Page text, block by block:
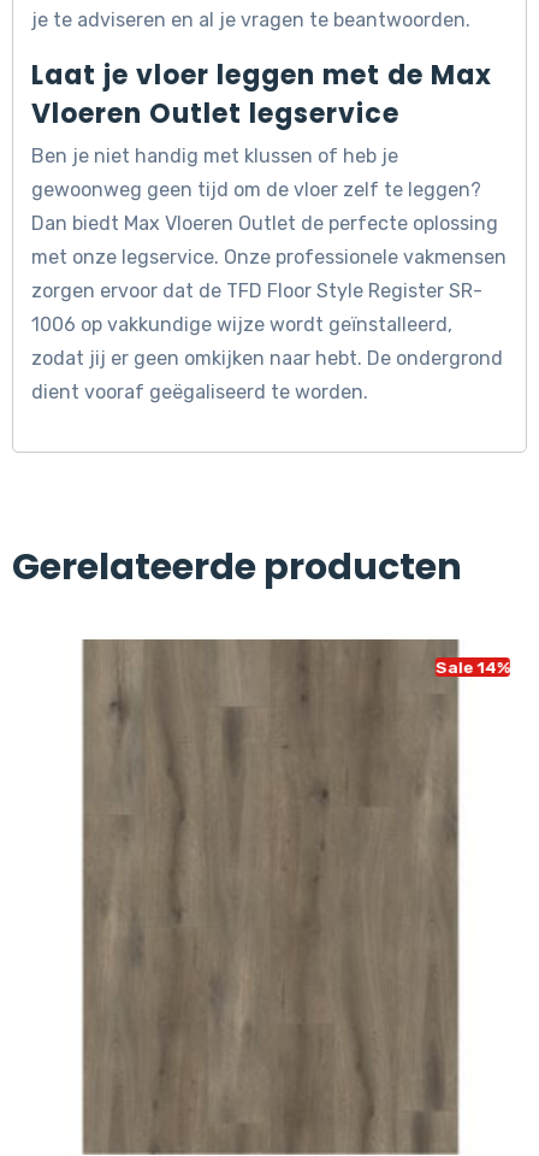
je te adviseren en al je vragen te beantwoorden.
Laat je vloer leggen met de Max
Vloeren Outlet legservice
Ben je niet handig met klussen of heb je
gewoonweg geen tijd om de vloer zelf te leggen?
Dan biedt Max Vloeren Outlet de perfecte oplossing
met onze legservice. Onze professionele vakmensen
zorgen ervoor dat de TFD Floor Style Register SR-
1006 op vakkundige wijze wordt geïnstalleerd,
zodat jij er geen omkijken naar hebt. De ondergrond
dient vooraf geëgaliseerd te worden.
Gerelateerde producten
Sale 14%